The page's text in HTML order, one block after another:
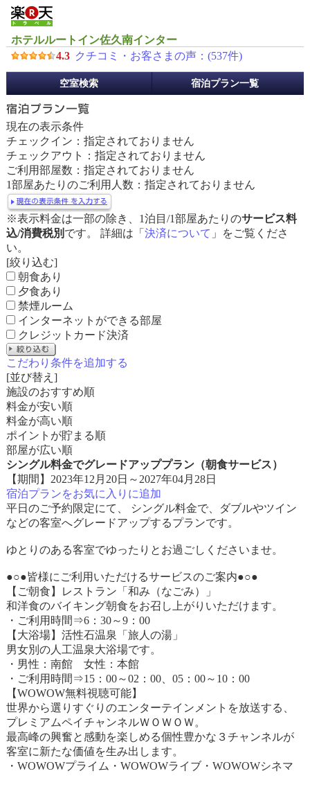
ホテルルートイン佐久南インター
4.3 クチコミ・お客さまの声：(537件)
約
メ
ニ
ュ
ー
空室検索 宿泊プラン一覧
現在の表示条件
チェックイン：指定されておりません
チェックアウト：指定されておりません
ご利用部屋数：指定されておりません
1部屋あたりのご利用人数：指定されておりません
※表示料金は一部の除き、1泊目/1部屋あたりのサービス料
込/消費税別 です。 詳細は「 決済について 」をご覧くださ
い。
[絞り込む]
朝食あり
夕食あり
禁煙ルーム
インターネットができる部屋
クレジットカード決済
こだわり条件を追加する
[並び替え]
施設のおすすめ順
料金が安い順
料金が高い順
ポイントが貯まる順
部屋が広い順
シングル料金でグレードアッププラン（朝食サービス）
【期間】2023年12月20日～2027年04月28日
宿泊プランをお気に入りに追加
平日のご予約限定にて、 シングル料金で、ダブルやツイン
などの客室へグレードアップするプランです。
ゆとりのある客室でゆったりとお過ごしくださいませ。
●○●皆様にご利用いただけるサービスのご案内●○●
【ご朝食】レストラン「和み（なごみ）」
和洋食のバイキング朝食をお召し上がりいただけます。
・ご利用時間⇒6：30～9：00
【大浴場】活性石温泉「旅人の湯」
男女別の人工温泉大浴場です。
・男性：南館 女性：本館
・ご利用時間⇒15：00～02：00、05：00～10：00
【WOWOW無料視聴可能】
世界から選りすぐりのエンターテインメントを放送する、
プレミアムペイチャンネルＷＯＷＯＷ。
最高峰の興奮と感動を楽しめる個性豊かな３チャンネルが
客室に新たな価値を生み出します。
・WOWOWプライム・WOWOWライブ・WOWOWシネマ